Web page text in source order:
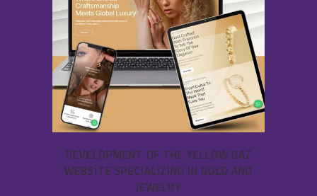
DEVELOPMENT OF THE YELLOW BAZ
WEBSITE SPECIALIZING IN GOLD AND
JEWELRY